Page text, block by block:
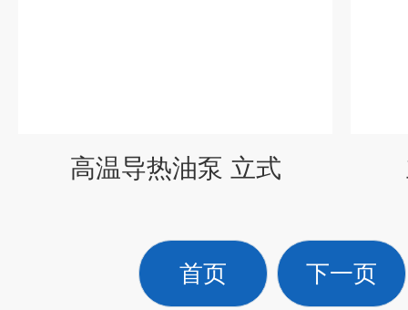
高温导热油泵 立式
首页 下一页